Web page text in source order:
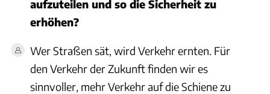
aufzuteilen und so die Sicherheit zu
erhöhen?
Wer Straßen sät, wird Verkehr ernten. Für
den Verkehr der Zukunft finden wir es
sinnvoller, mehr Verkehr auf die Schiene zu